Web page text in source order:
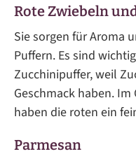
Rote Zwiebeln
Sie sorgen für Aroma
Puffern. Es sind
Zucchinipuffer, weil
Geschmack haben.
haben die roten ein
Parmesan